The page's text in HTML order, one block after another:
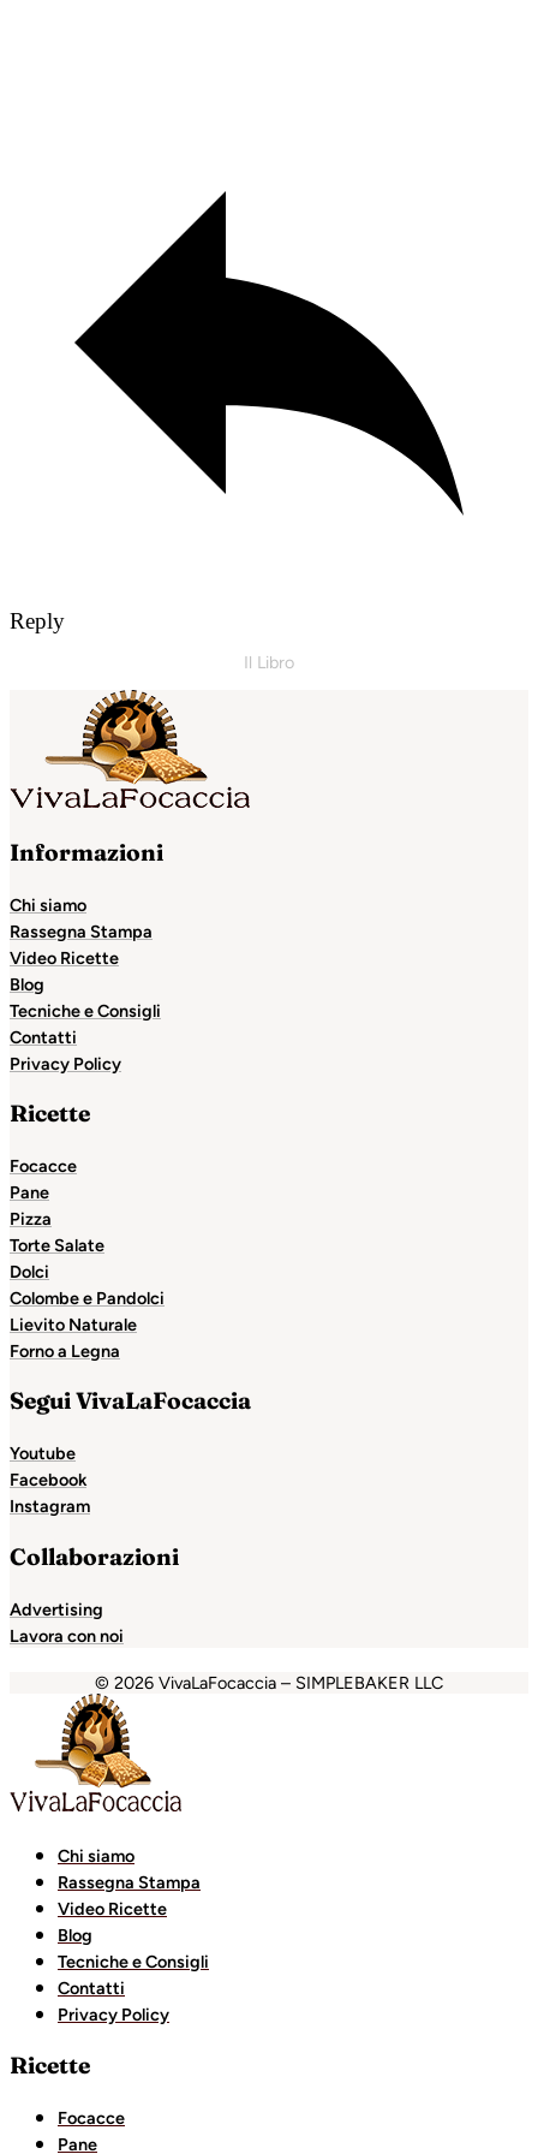
Reply
Il Libro
Informazioni
Chi siamo
Rassegna Stampa
Video Ricette
Blog
Tecniche e Consigli
Contatti
Privacy Policy
Ricette
Focacce
Pane
Pizza
Torte Salate
Dolci
Colombe e Pandolci
Lievito Naturale
Forno a Legna
Segui VivaLaFocaccia
Youtube
Facebook
Instagram
Collaborazioni
Advertising
Lavora con noi
© 2026 VivaLaFocaccia – SIMPLEBAKER LLC
Casibom
Chi siamo
Rassegna Stampa
Video Ricette
Blog
Tecniche e Consigli
Contatti
Privacy Policy
Ricette
Focacce
Pane